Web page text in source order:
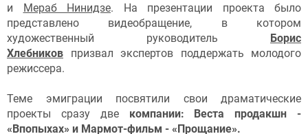
и Мераб Нинидзе. На презентации проекта было
представлено видеобращение, в котором
художественный руководитель Борис
Хлебников призвал экспертов поддержать молодого
режиссера.
Теме эмиграции посвятили свои драматические
проекты сразу две компании: Веста продакшн -
«Впопыхах» и Мармот-фильм - «Прощание».